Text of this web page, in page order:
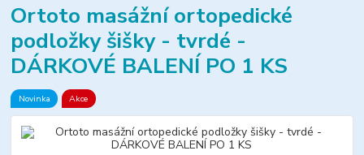
Ortoto masážní ortopedické
podložky šišky - tvrdé -
DÁRKOVÉ BALENÍ PO 1 KS
Novinka Akce